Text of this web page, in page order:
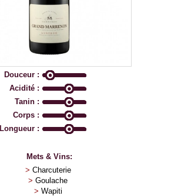
Douceur :
Acidité :
Tanin :
Corps :
Longueur :
Mets & Vins:
> Charcuterie
> Goulache
> Wapiti